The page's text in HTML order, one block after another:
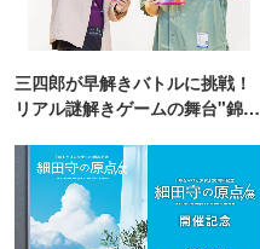
三四郎が早解きバトルに挑戦！
リアル謎解きゲームの舞台"錦糸